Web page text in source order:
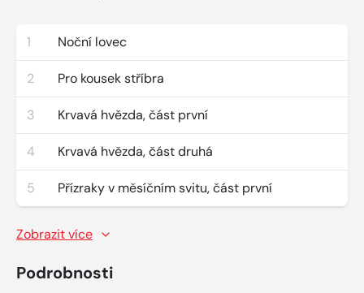
1 Noční lovec
2 Pro kousek stříbra
3 Krvavá hvězda, část první
4 Krvavá hvězda, část druhá
5 Přízraky v měsíčním svitu, část první
Zobrazit více
Podrobnosti